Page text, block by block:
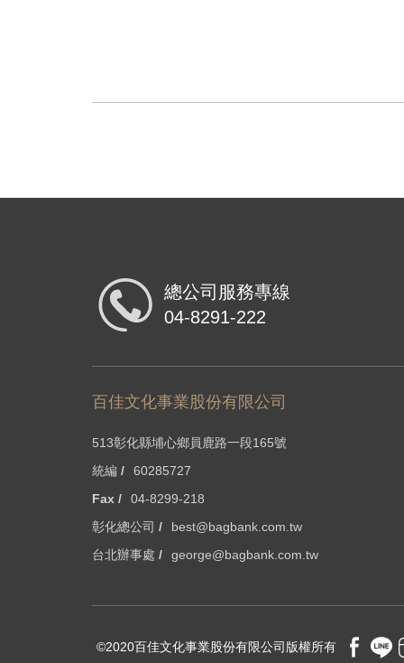
總公司服務專線
04-8291-222
百佳文化事業股份有限公司
513彰化縣埔心鄉員鹿路一段165號
統編 /
60285727
Fax /
04-8299-218
彰化總公司 /
best@bagbank.com.tw
台北辦事處 /
george@bagbank.com.tw
©2020百佳文化事業股份有限公司版權所有